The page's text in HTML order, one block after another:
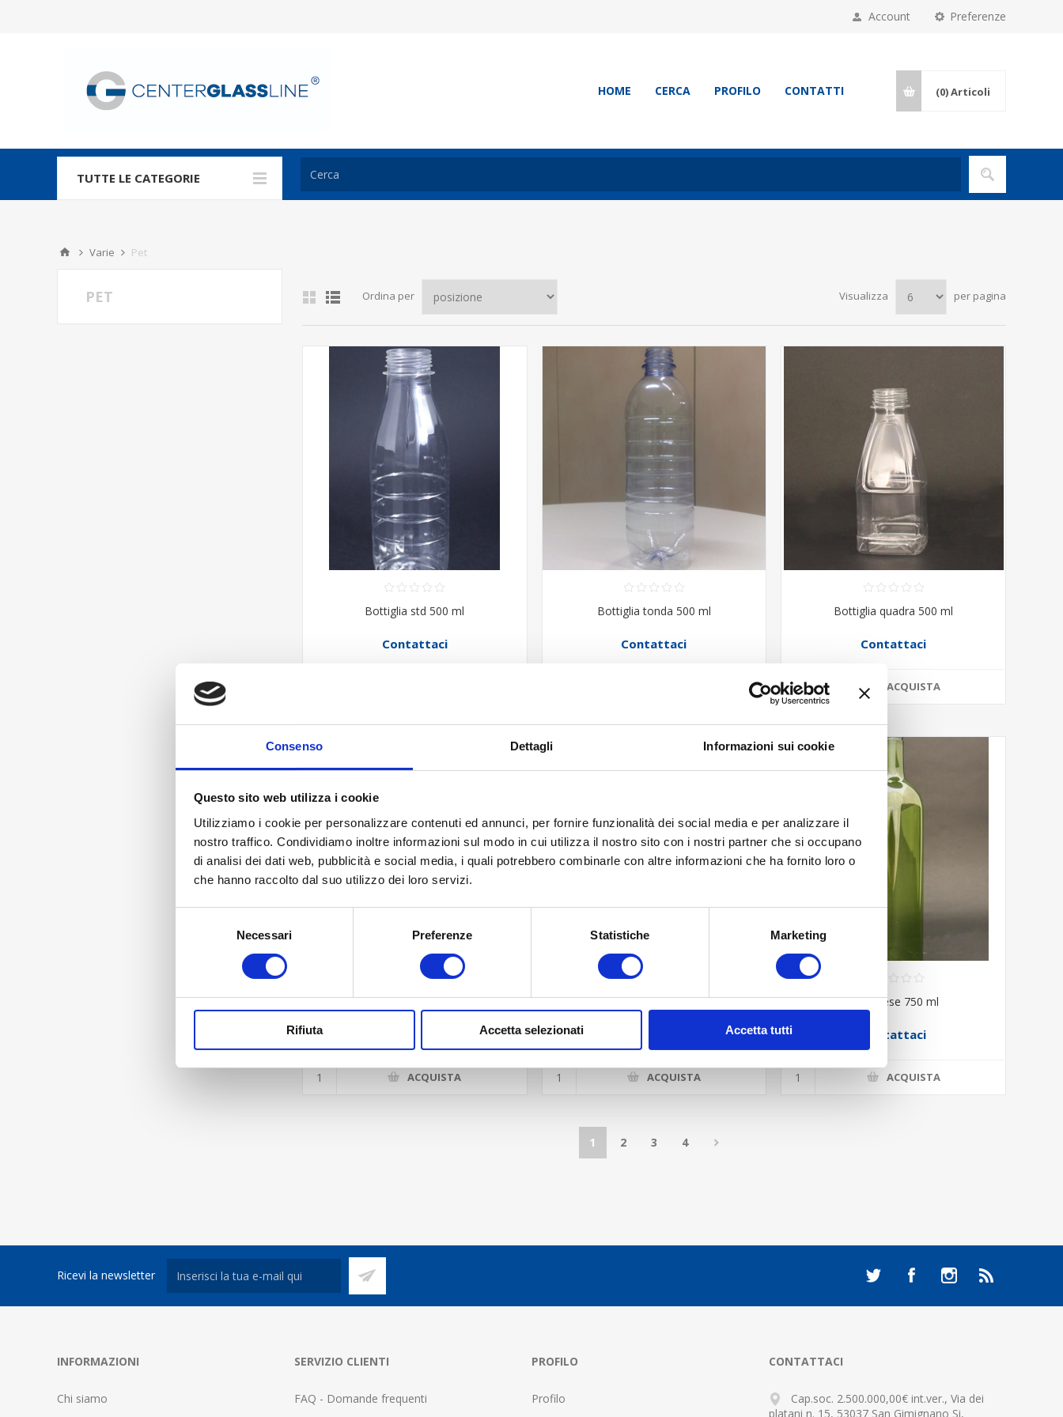
Consenso Dettagli Informazioni sui cookie
Questo sito web utilizza i cookie
Utilizziamo i cookie per personalizzare contenuti ed annunci, per fornire funzionalità dei social media e per analizzare il
nostro traffico. Condividiamo inoltre informazioni sul modo in cui utilizza il nostro sito con i nostri partner che si occupano
di analisi dei dati web, pubblicità e social media, i quali potrebbero combinarle con altre informazioni che ha fornito loro o
che hanno raccolto dal suo utilizzo dei loro servizi.
Necessari Preferenze Statistiche Marketing
Rifiuta Accetta selezionati Accetta tutti
Preferenze
Account
HOME CERCA PROFILO CONTATTI (0)Articoli
TUTTE LE CATEGORIE
Varie Pet
Ordina per Visualizza per pagina
Bottiglia std 500 ml
Contattaci
Bottiglia tonda 500 ml
Contattaci
Bottiglia quadra 500 ml
Contattaci
ACQUISTA
Bottiglia tonda 500 ml
ACQUISTA
Bordolese 750 ml
ACQUISTA
Bordolese 750 ml
Contattaci
ACQUISTA
1 2 3 4
PET
Ricevi la newsletter
INFORMAZIONI
Chi siamo
SERVIZIO CLIENTI
FAQ - Domande frequenti
PROFILO
Profilo
CONTATTACI
Cap.soc. 2.500.000,00€ int.ver., Via dei
platani n. 15, 53037 San Gimignano Si,